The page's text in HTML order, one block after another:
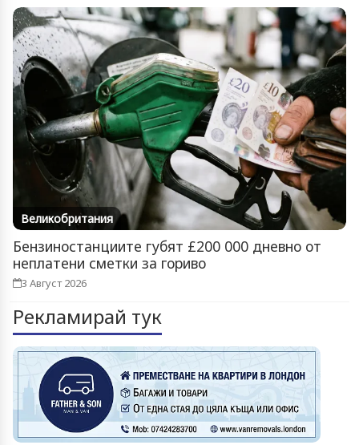
Великобритания
Бензиностанциите губят £200 000 дневно от
неплатени сметки за гориво
3 Август 2026
Рекламирай тук